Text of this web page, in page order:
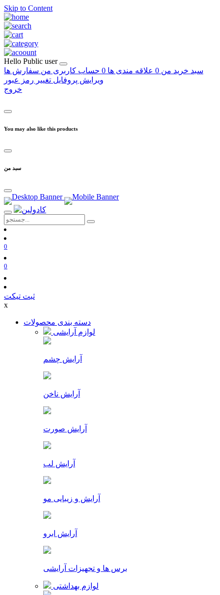
Skip to Content
Hello Public user
سبد خرید من 0 علاقه مندی ها 0 حساب کاربری من سفارش ها
ویرایش پروفایل تغییر رمز عبور
خروج
You may also like this products
سبد من
0
0
ثبت تیکت
x
دسته بندی محصولات
لوازم آرایشی
آرایش چشم
آرایش ناخن
آرایش صورت
آرایش لب
آرایش و زیبایی مو
آرایش ابرو
برس ها و تجهیزات آرایشی
لوازم بهداشتی